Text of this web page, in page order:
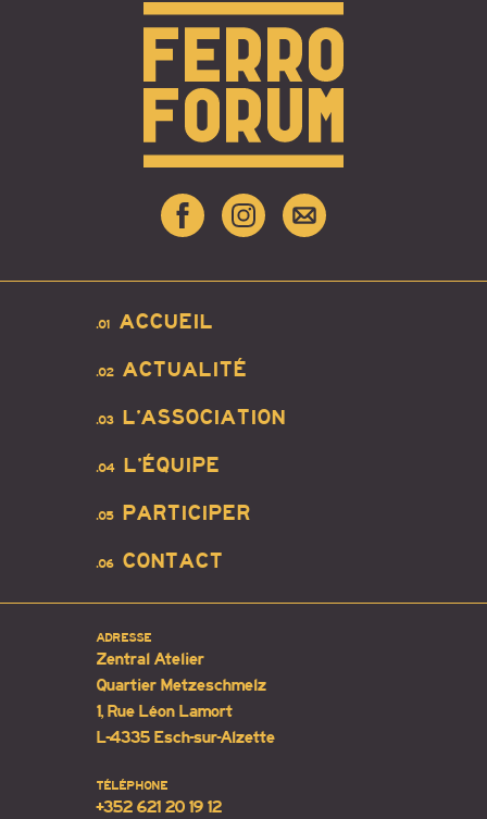
ACCUEIL
.01
ACTUALITÉ
.02
L’ASSOCIATION
.03
L’ÉQUIPE
.04
PARTICIPER
.05
CONTACT
.06
ADRESSE
Zentral Atelier
Quartier Metzeschmelz
1, Rue Léon Lamort
L-4335 Esch-sur-Alzette
TÉLÉPHONE
+352 621 20 19 12